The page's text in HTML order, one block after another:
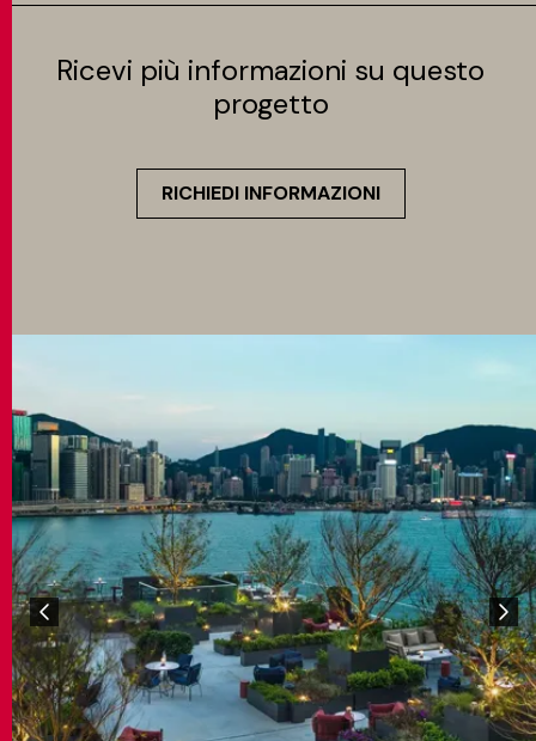
Ricevi più informazioni su questo
progetto
RICHIEDI INFORMAZIONI